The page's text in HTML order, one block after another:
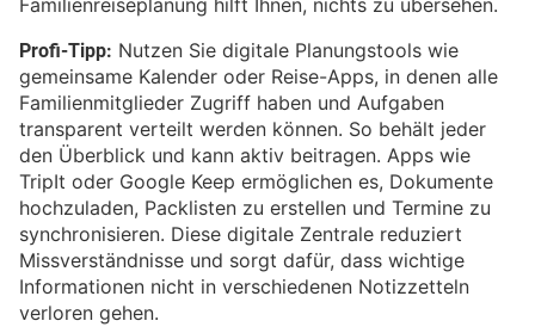
Familienreiseplanung hilft Ihnen, nichts zu übersehen.
Profi-Tipp: Nutzen Sie digitale Planungstools wie
gemeinsame Kalender oder Reise-Apps, in denen alle
Familienmitglieder Zugriff haben und Aufgaben
transparent verteilt werden können. So behält jeder
den Überblick und kann aktiv beitragen. Apps wie
TripIt oder Google Keep ermöglichen es, Dokumente
hochzuladen, Packlisten zu erstellen und Termine zu
synchronisieren. Diese digitale Zentrale reduziert
Missverständnisse und sorgt dafür, dass wichtige
Informationen nicht in verschiedenen Notizzetteln
verloren gehen.